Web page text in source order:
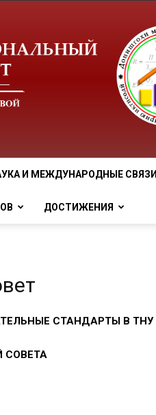
И МЕЖДУНАРОДНЫЕ СВЯЗИ
ДОСТИЖЕНИЯ
СТАНДАРТЫ В ТНУ
СОВЕТА